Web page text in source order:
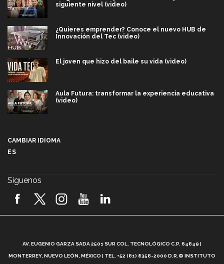
siguiente nivel (video)
¿Quieres emprender? Conoce el nuevo HUB de
Innovación del Tec (video)
El joven que hizo del baile su vida (video)
Aula Futura: transformar la experiencia educativa
(video)
2026! (video)
¿Cómo es el Modelo Educativo Tec? (video)
CAMBIAR IDIOMA
ES
Síguenos
AV. EUGENIO GARZA SADA 2501 SUR COL. TECNOLÓGICO C.P. 64849 |
MONTERREY, NUEVO LEÓN, MÉXICO | TEL. +52 (81) 8358-2000 D.R.© INSTITUTO